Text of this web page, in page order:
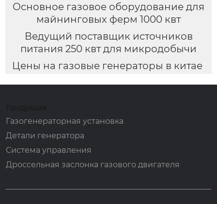
Основное газовое оборудование для
майнинговых ферм 1000 квт
Ведущий поставщик источников
питания 250 квт для микродобычи
Цены на газовые генераторы в китае
Продукция
Газогенераторная установка
Детали генератора
Система управления
Дроссельная заслонка газового двигателя